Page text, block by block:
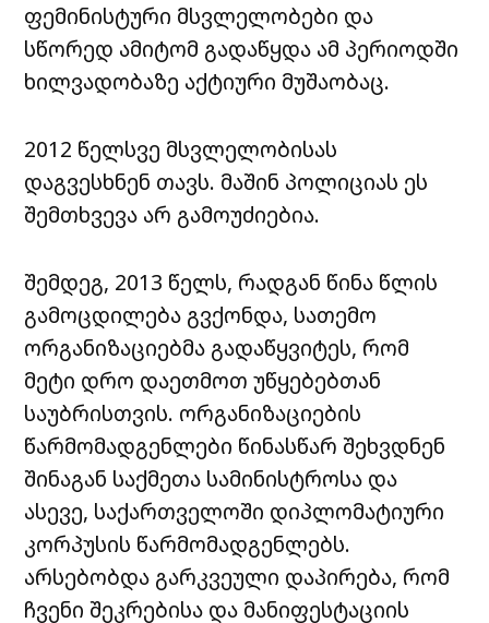
ფემინისტური მსვლელობები და
სწორედ ამიტომ გადაწყდა ამ პერიოდში
ხილვადობაზე აქტიური მუშაობაც.
2012 წელსვე მსვლელობისას
დაგვესხნენ თავს. მაშინ პოლიციას ეს
შემთხვევა არ გამოუძიებია.
შემდეგ, 2013 წელს, რადგან წინა წლის
გამოცდილება გვქონდა, სათემო
ორგანიზაციებმა გადაწყვიტეს, რომ
მეტი დრო დაეთმოთ უწყებებთან
საუბრისთვის. ორგანიზაციების
წარმომადგენლები წინასწარ შეხვდნენ
შინაგან საქმეთა სამინისტროსა და
ასევე, საქართველოში დიპლომატიური
კორპუსის წარმომადგენლებს.
არსებობდა გარკვეული დაპირება, რომ
ჩვენი შეკრებისა და მანიფესტაციის